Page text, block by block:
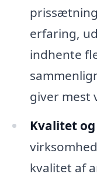
erfaring,
indhente
giver mest
Kvalitet
kvalitet af